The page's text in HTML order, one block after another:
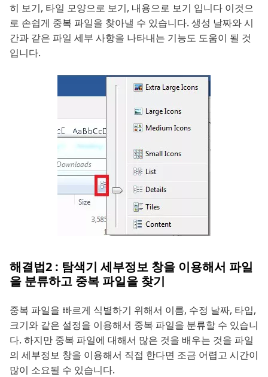
히 보기, 타일 모양으로 보기, 내용으로 보기 입니다 이것으
로 손쉽게 중복 파일을 찾아낼 수 있습니다. 생성 날짜와 시
간과 같은 파일 세부 사항을 나타내는 기능도 도움이 될 것
입니다.
해결법2 : 탐색기 세부정보 창을 이용해서 파일
을 분류하고 중복 파일을 찾기
중복 파일을 빠르게 식별하기 위해서 이름, 수정 날짜, 타입,
크기와 같은 설정을 이용해서 중복 파일을 분류할 수 있습니
다. 하지만 중복 파일에 대해서 많은 것을 배우는 것을 파일
의 세부정보 창을 이용해서 직접 한다면 조금 어렵고 시간이
많이 소요될 수 있습니다.